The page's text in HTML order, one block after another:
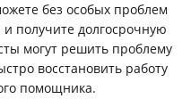
без особых проблем
и получите долгосрочную
могут решить проблему
восстановить работу
помощника.